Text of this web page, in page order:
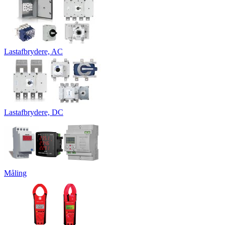
Lastafbrydere, AC
Lastafbrydere, DC
Måling